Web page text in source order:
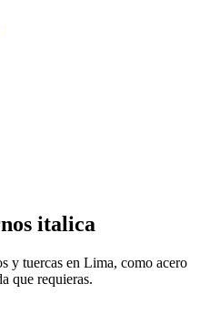
italica
y tuercas en Lima, como acero
que requieras.